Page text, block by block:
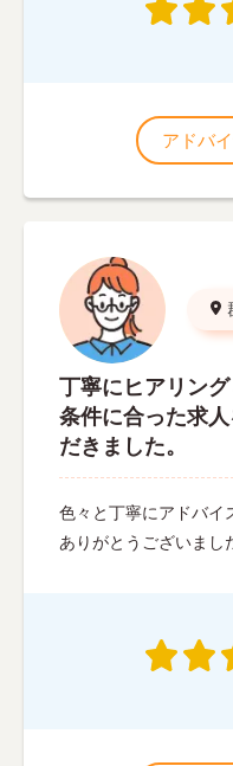
アドバ
丁寧にヒアリン
条件に合った求
だきました。
色々と丁寧にアドバイ
ありがとうございまし